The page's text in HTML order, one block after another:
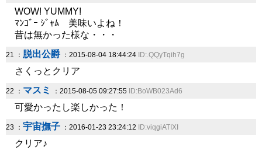
WOW! YUMMY!
ﾏﾝｺﾞｰ ｼﾞｬﾑ 美味いよね！
昔は無かった様な・・・
21 ： 脱出公爵 ：2015-08-04 18:44:24 ID:.QQyTqih7g
さくっとクリア
22 ： マスミ ：2015-08-05 09:27:55 ID:BoWB023Ad6
可愛かったし楽しかった！
23 ： 宇宙撫子 ：2016-01-23 23:24:12 ID:viqgiATIXI
クリア♪